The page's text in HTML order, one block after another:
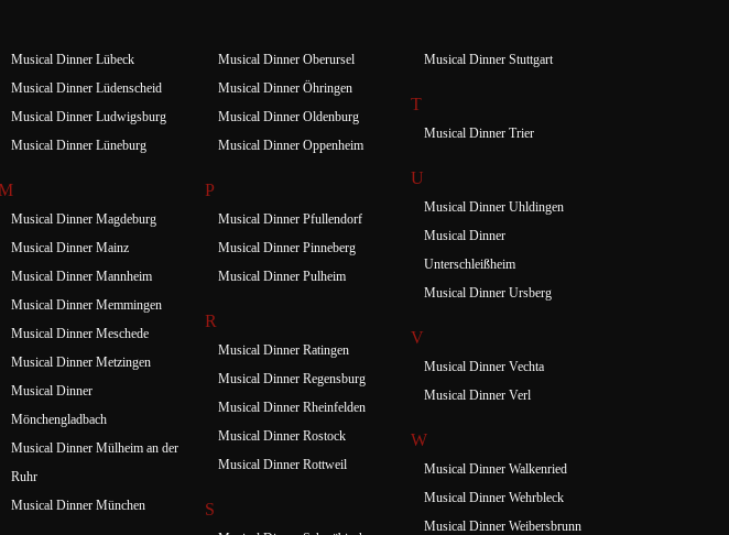
Musical Dinner Lübeck
Musical Dinner Lüdenscheid
Musical Dinner Ludwigsburg
Musical Dinner Lüneburg
Musical Dinner Magdeburg
Musical Dinner Mainz
Musical Dinner Mannheim
Musical Dinner Memmingen
Musical Dinner Meschede
Musical Dinner Metzingen
Musical Dinner
Mönchengladbach
Musical Dinner Mülheim an der
Ruhr
Musical Dinner München
Musical Dinner Oberursel
Musical Dinner Öhringen
Musical Dinner Oldenburg
Musical Dinner Oppenheim
P
Musical Dinner Pfullendorf
Musical Dinner Pinneberg
Musical Dinner Pulheim
R
Musical Dinner Ratingen
Musical Dinner Regensburg
Musical Dinner Rheinfelden
Musical Dinner Rostock
Musical Dinner Rottweil
S
Musical Dinner Stuttgart
T
Musical Dinner Trier
U
Musical Dinner Uhldingen
Musical Dinner
Unterschleißheim
Musical Dinner Ursberg
V
Musical Dinner Vechta
Musical Dinner Verl
W
Musical Dinner Walkenried
Musical Dinner Wehrbleck
Musical Dinner Weibersbrunn